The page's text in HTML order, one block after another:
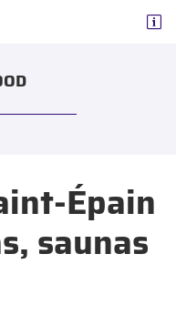

Épain
saunas